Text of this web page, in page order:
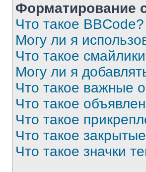
Форматирование
Что такое BBCode?
Могу ли я
Что такое
Могу ли я
Что такое важные
Что такое
Что такое
Что такое
Что такое значки